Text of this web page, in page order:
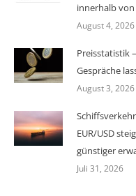
innerhalb
August 4, 2026
Preisstatistik
Gespräche
August 3, 2026
EUR/USD
günstiger
Juli 31, 2026